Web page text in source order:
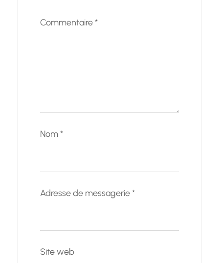
Commentaire*
Nom*
Adresse de messagerie*
Site web